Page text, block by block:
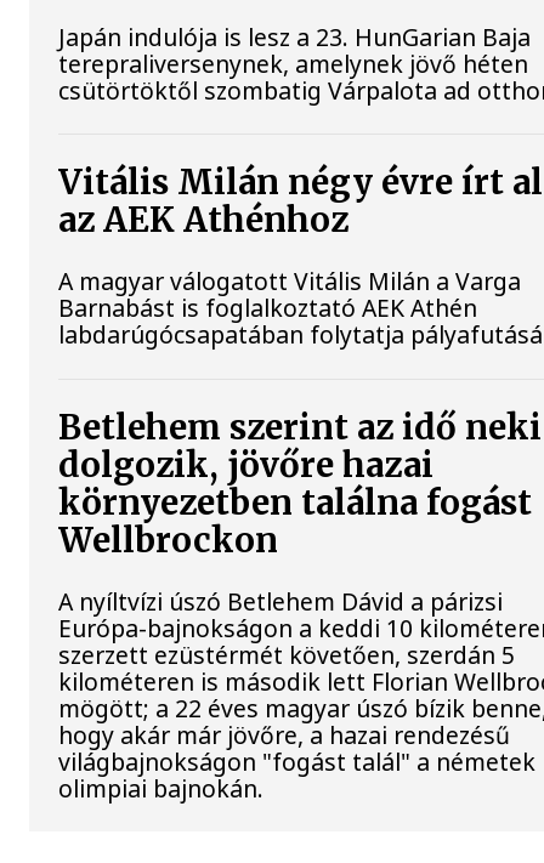
Japán indulója is lesz a 23. HunGarian Baja
terepraliversenynek, amelynek jövő héten
csütörtöktől szombatig Várpalota ad
Vitális Milán négy évre írt
az AEK Athénhoz
A magyar válogatott Vitális Milán a Varga
Barnabást is foglalkoztató AEK Athén
labdarúgócsapatában folytatja
Betlehem szerint az idő neki
dolgozik, jövőre hazai
környezetben találna fogást
Wellbrockon
A nyíltvízi úszó Betlehem Dávid a párizsi
Európa-bajnokságon a keddi 10
szerzett ezüstérmét követően, szerdán 5
kilométeren is második lett Florian
mögött; a 22 éves magyar úszó bízik
hogy akár már jövőre, a hazai rendezésű
világbajnokságon "fogást talál" a németek
olimpiai bajnokán.